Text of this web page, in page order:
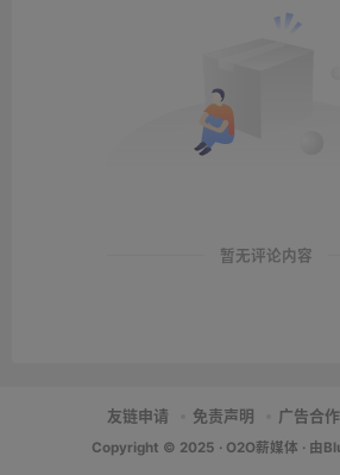
暂无评论内容
友链申请 免责声明 广告合作
Copyright © 2025 · O2O薪媒体 · 由